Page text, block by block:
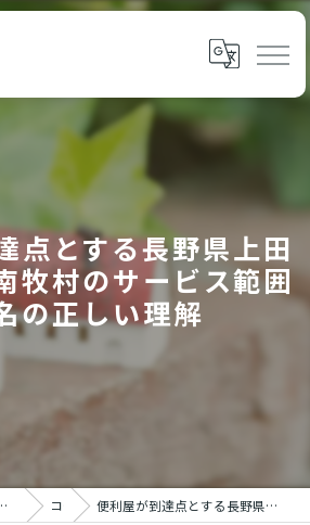
点とする長野県上田
牧村のサービス範囲
の正しい理解
用聞き家工房 上田塩田店 コラム 便利屋が到達点とする長野県上田市南佐久郡南牧村のサービス範囲と地名の正しい理解